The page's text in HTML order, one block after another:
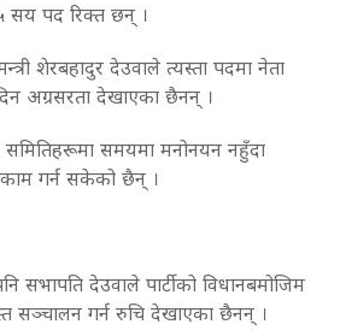
सय पद रिक्त छन् ।
शेरबहादुर देउवाले त्यस्ता पदमा नेता
दिन अग्रसरता देखाएका छैनन् ।
समितिहरूमा समयमा मनोनयन नहुँदा
काम गर्न सकेको छैन् ।
सभापति देउवाले पार्टीको विधानबमोजिम
सञ्चालन गर्न रुचि देखाएका छैनन् ।